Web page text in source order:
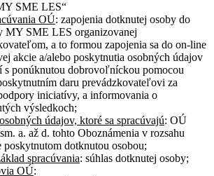
SME LES“
OÚ: zapojenia dotknutej osoby do
MY SME LES organizovanej
a to formou zapojenia sa do on-line
akcie a/alebo poskytnutia osobných údajov
s ponúknutou dobrovoľníckou pomocou
daru prevádzkovateľovi za
iniciatívy, a informovania o
výsledkoch;
údajov, ktoré sa spracúvajú: OÚ
a. až d. tohto Oboznámenia v rozsahu
poskytnutom dotknutou osobou;
spracúvania: súhlas dotknutej osoby;
OÚ: